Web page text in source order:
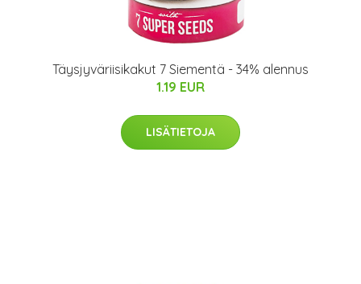
Täysjyväriisikakut 7 Siementä - 34% alennus
1.19 EUR
LISÄTIETOJA